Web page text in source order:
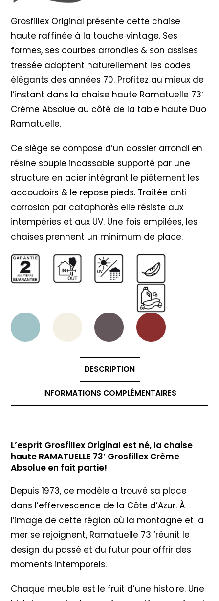
Grosfillex Original présente cette chaise
haute raffinée à la touche vintage. Ses
formes, ses courbes arrondies & son assises
tressée adoptent naturellement les codes
élégants des années 70. Profitez au mieux de
l’instant dans la chaise haute Ramatuelle 73′
Crème Absolue au côté de la table haute Duo
Ramatuelle.
Ce siège se compose d’un dossier arrondi en
résine souple incassable supporté par une
structure en acier intégrant le piétement les
accoudoirs & le repose pieds. Traitée anti
corrosion par cataphorès elle résiste aux
intempéries et aux UV. Une fois empilées, les
chaises prennent un minimum de place.
DESCRIPTION
INFORMATIONS COMPLÉMENTAIRES
L’esprit Grosfillex Original est né, la chaise
haute RAMATUELLE 73′ Grosfillex Crème
Absolue en fait partie!
Depuis 1973, ce modèle a trouvé sa place
dans l’effervescence de la Côte d’Azur. À
l’image de cette région où la montagne et la
mer se rejoignent, Ramatuelle 73 ‘réunit le
design du passé et du futur pour offrir des
moments intemporels.
Chaque meuble est le fruit d’une histoire. Une